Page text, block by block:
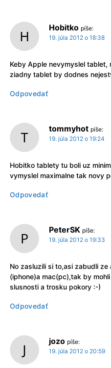
Hobitko píše:
19. júla 2012 o 18:38
Keby Apple nevymyslel
ziadny tablet by dodnes
Odpovedať
tommyhot píše:
19. júla 2012 o 19:24
Hobitko tablety tu boli uz
vymyslel maximalne tak novy
Odpovedať
PeterSK píše:
19. júla 2012 o 19:33
No zasluzili si to,asi zabudli
(iphone)a mac(pc),tak by
slusnosti a trosku pokory :-)
Odpovedať
jozo píše:
19. júla 2012 o 20:59